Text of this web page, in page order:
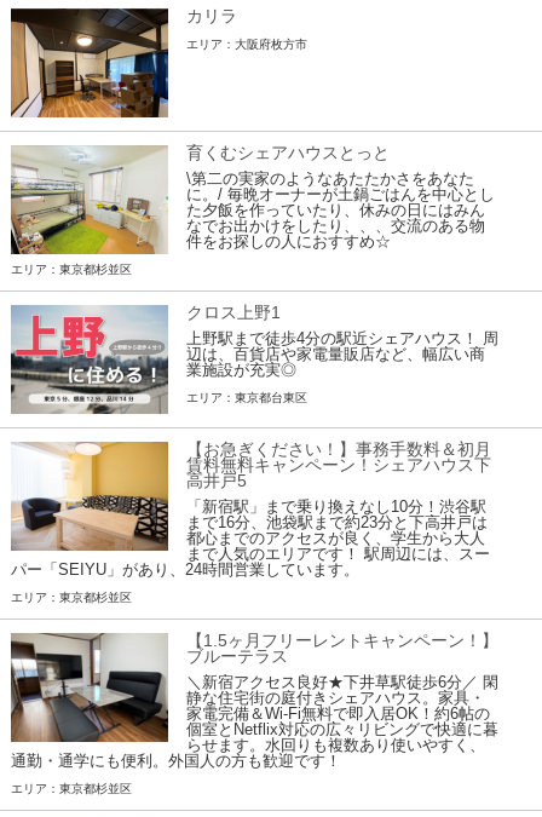
カリラ
エリア：大阪府枚方市
育くむシェアハウスとっと
\第二の実家のようなあたたかさをあなた
に。/ 毎晩オーナーが土鍋ごはんを中心とし
た夕飯を作っていたり、休みの日にはみん
なでお出かけをしたり、、、交流のある物
件をお探しの人におすすめ☆
エリア：東京都杉並区
クロス上野1
上野駅まで徒歩4分の駅近シェアハウス！ 周
辺は、百貨店や家電量販店など、幅広い商
業施設が充実◎
エリア：東京都台東区
【お急ぎください！】事務手数料＆初月
賃料無料キャンペーン！シェアハウス下
高井戸5
「新宿駅」まで乗り換えなし10分！渋谷駅
まで16分、池袋駅まで約23分と下高井戸は
都心までのアクセスが良く、学生から大人
まで人気のエリアです！ 駅周辺には、スー
パー「SEIYU」があり、24時間営業しています。
エリア：東京都杉並区
【1.5ヶ月フリーレントキャンペーン！】
ブルーテラス
＼新宿アクセス良好★下井草駅徒歩6分／ 閑
静な住宅街の庭付きシェアハウス。家具・
家電完備＆Wi-Fi無料で即入居OK！約6帖の
個室とNetflix対応の広々リビングで快適に暮
らせます。水回りも複数あり使いやすく、
通勤・通学にも便利。外国人の方も歓迎です！
エリア：東京都杉並区